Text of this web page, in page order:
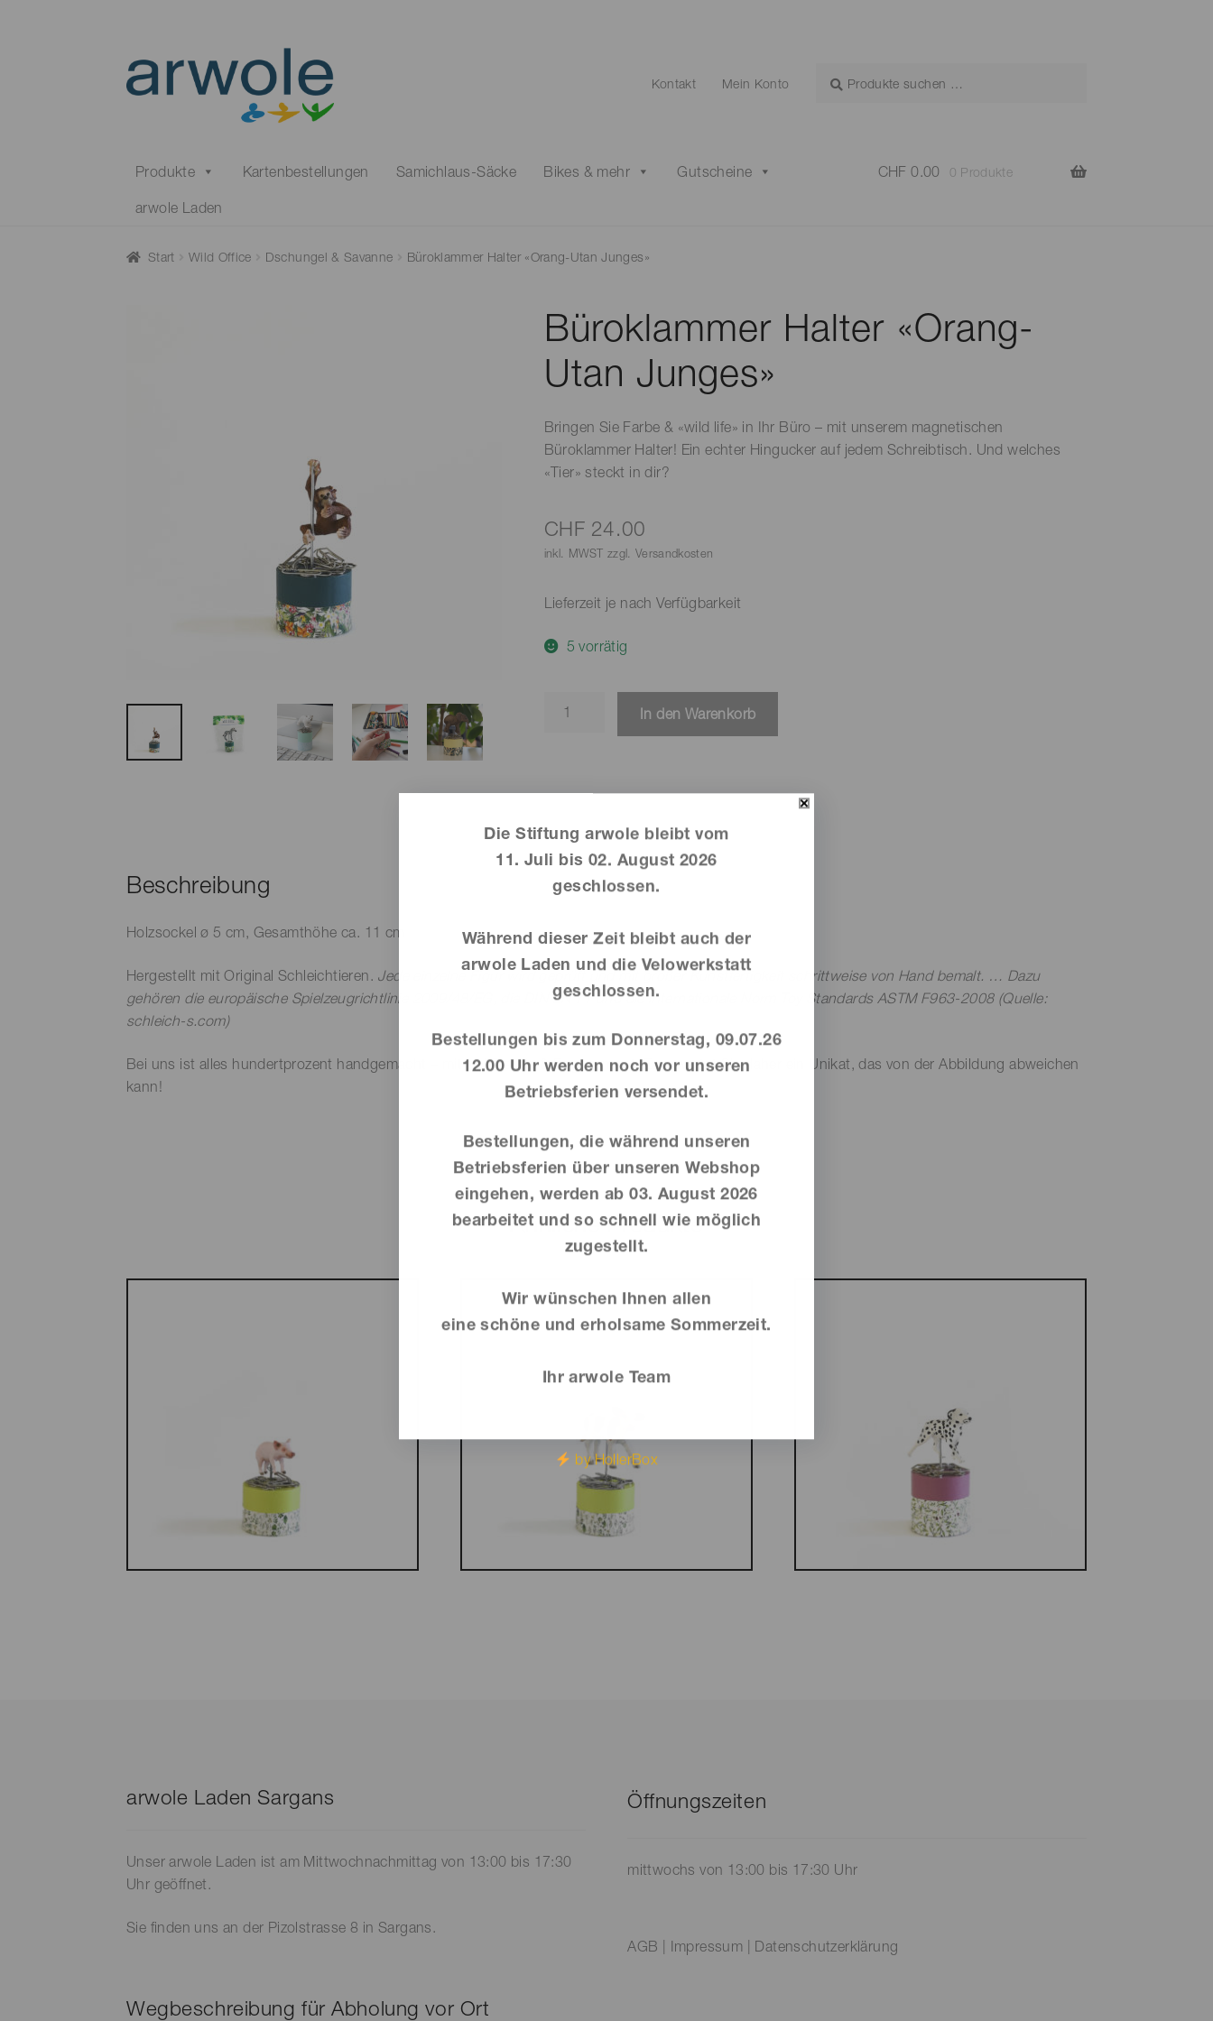
to
navigation
to
content
Kontakt Mein Konto
Produkte Kartenbestellungen Samichlaus-Säcke Bikes & mehr Gutscheine
arwole Laden
CHF 0.00 0 Produkte
Start Wild Office Dschungel & Savanne Büroklammer Halter «Orang-Utan Junges»
Büroklammer Halter «Orang-
Utan Junges»
Bringen Sie Farbe & «wild life» in Ihr Büro – mit unserem magnetischen
Büroklammer Halter! Ein echter Hingucker auf jedem Schreibtisch. Und welches
«Tier» steckt in dir?
CHF 24.00
inkl. MWST zzgl. Versandkosten
Lieferzeit je nach Verfügbarkeit
5 vorrätig
Junges»
In den Warenkorb
Beschreibung
Holzsockel ø 5 cm, Gesamthöhe ca. 11 cm
Hergestellt mit Original Schleichtieren. Jede einzelne Figur wird geprüft und mit großer Kunstfertigkeit schrittweise von Hand bemalt. … Dazu
gehören die europäische Spielzeugrichtlinie 2009/48/EG, die DIN EN 71 und die internationale Norm Toy Standards ASTM F963-2008 (Quelle:
schleich-s.com)
Bei uns ist alles hundertprozent handgemacht – mit viel Freude & Engagement. Es erwartet Sie daher ein Unikat, das von der Abbildung abweichen
kann!
Ähnliche Produkte
arwole Laden Sargans
Unser arwole Laden ist am Mittwochnachmittag von 13:00 bis 17:30
Uhr geöffnet.
Sie finden uns an der Pizolstrasse 8 in Sargans.
Wegbeschreibung für Abholung vor Ort
Öffnungszeiten
mittwochs von 13:00 bis 17:30 Uhr
AGB Impressum Datenschutzerklärung
Die Stiftung arwole bleibt vom
11. Juli bis 02. August 2026
geschlossen.
Während dieser Zeit bleibt auch der
arwole Laden und die Velowerkstatt
geschlossen.
Bestellungen bis zum Donnerstag, 09.07.26
12.00 Uhr werden noch vor unseren
Betriebsferien versendet.
Bestellungen, die während unseren
Betriebsferien über unseren Webshop
eingehen, werden ab03. August 2026
bearbeitet und so schnell wie möglich
zugestellt.
Wir wünschen Ihnen allen
eine schöne und erholsame Sommerzeit.
Ihr arwole Team
by HollerBox